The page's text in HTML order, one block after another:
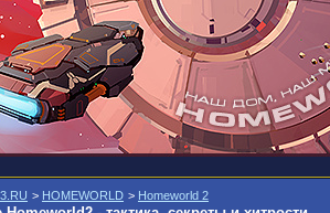
> HOMEWORLD > Homeworld 2